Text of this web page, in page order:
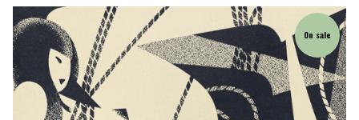
On sale